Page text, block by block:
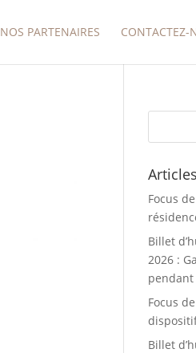
NOS PARTENAIRES CONTACTEZ-
Focus
Billet
2026 :
pendant
Focus
Billet